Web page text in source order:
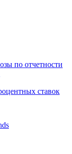
по отчетности
ставок